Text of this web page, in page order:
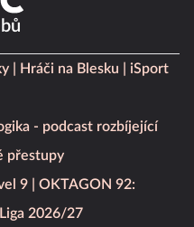
Hráči na Blesku
iSport
- podcast rozbíjející
přestupy
9
OKTAGON 92:
2026/27